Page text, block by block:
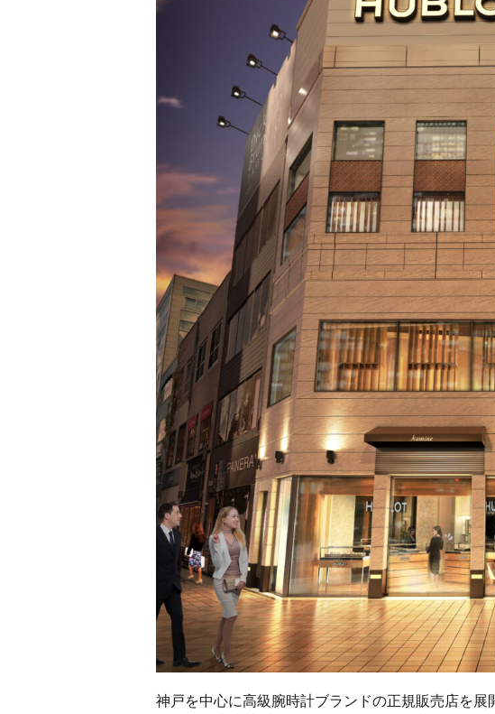
神戸を中心に高級腕時計ブランドの正規販売店を